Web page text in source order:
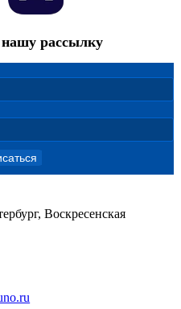
рассылку
Воскресенская